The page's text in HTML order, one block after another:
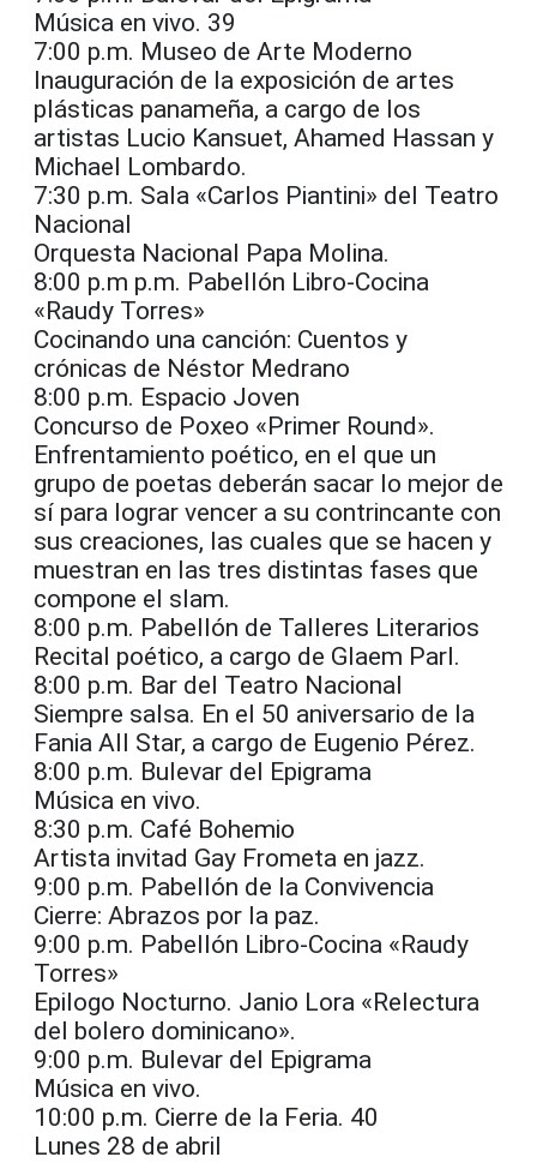
Música en vivo. 39
7:00 p.m. Museo de Arte Moderno
Inauguración de la exposición de artes
plásticas panameña, a cargo de los
artistas Lucio Kansuet, Ahamed Hassan y
Michael Lombardo.
7:30 p.m. Sala «Carlos Piantini» del Teatro
Nacional
Orquesta Nacional Papa Molina.
8:00 p.m p.m. Pabellón Libro-Cocina
«Raudy Torres»
Cocinando una canción: Cuentos y
crónicas de Néstor Medrano
8:00 p.m. Espacio Joven
Concurso de Poxeo «Primer Round».
Enfrentamiento poético, en el que un
grupo de poetas deberán sacar lo mejor de
sí para lograr vencer a su contrincante con
sus creaciones, las cuales que se hacen y
muestran en las tres distintas fases que
compone el slam.
8:00 p.m. Pabellón de Talleres Literarios
Recital poético, a cargo de Glaem Parl.
8:00 p.m. Bar del Teatro Nacional
Siempre salsa. En el 50 aniversario de la
Fania All Star, a cargo de Eugenio Pérez.
8:00 p.m. Bulevar del Epigrama
Música en vivo.
8:30 p.m. Café Bohemio
Artista invitad Gay Frometa en jazz.
9:00 p.m. Pabellón de la Convivencia
Cierre: Abrazos por la paz.
9:00 p.m. Pabellón Libro-Cocina «Raudy
Torres»
Epilogo Nocturno. Janio Lora «Relectura
del bolero dominicano».
9:00 p.m. Bulevar del Epigrama
Música en vivo.
10:00 p.m. Cierre de la Feria. 40
Lunes 28 de abril